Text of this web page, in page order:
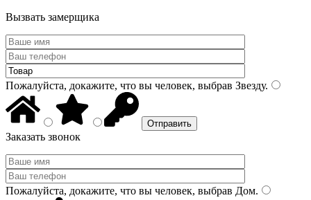
Вызвать замерщика
Пожалуйста, докажите, что вы человек, выбрав Звезду.
Заказать звонок
Пожалуйста, докажите, что вы человек, выбрав Дом.